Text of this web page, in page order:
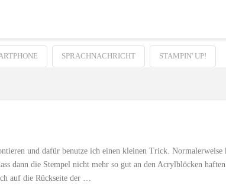
SPRACHNACHRICHT STAMPIN' UP!
und dafür benutze ich einen kleinen Trick. Normalerweise
dann die Stempel nicht mehr so gut an den Acrylblöcken haften
auf die Rückseite der …